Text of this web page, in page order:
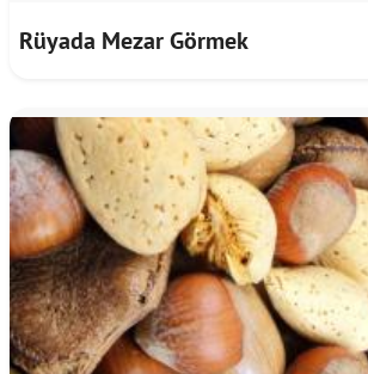
Rüyada Mezar Görmek